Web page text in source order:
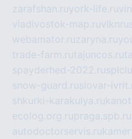
zarafshan.ruyork-life.ru
vladivostok-map.ru
webamator.ruzaryna.ru
trade-farm.rutajuncos.ru
spayderhed-2022.ru
snow-guard.ruslovar-
shkurki-karakulya.ru
ecolog.org.rupraga.spb.ru
autodoctorservis.ru